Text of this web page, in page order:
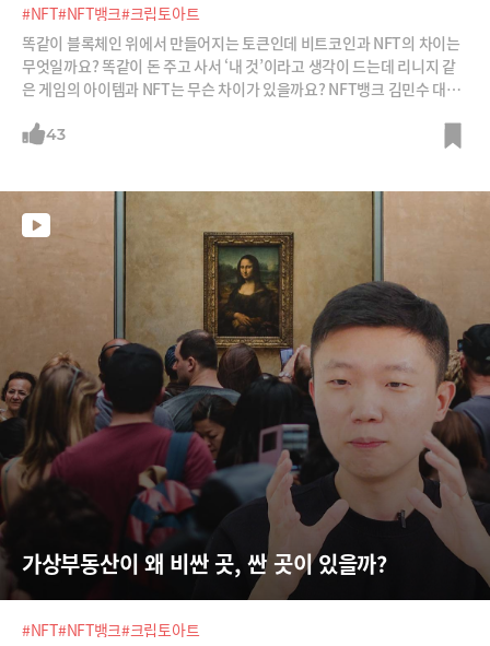
#NFT#NFT뱅크#크립토아트
똑같이 블록체인 위에서 만들어지는 토큰인데 비트코인과 NFT의 차이는
무엇일까요? 똑같이 돈 주고 사서 ‘내 것’이라고 생각이 드는데 리니지 같
은 게임의 아이템과 NFT는 무슨 차이가 있을까요? NFT뱅크 김민수 대표
43
가상부동산이 왜 비싼 곳, 싼 곳이 있을까?
#NFT#NFT뱅크#크립토아트